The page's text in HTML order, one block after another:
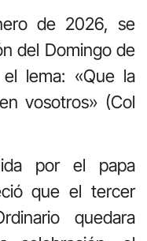
de 2026, se
del Domingo de
lema: «Que la
vosotros» (Col
por el papa
que el tercer
quedara